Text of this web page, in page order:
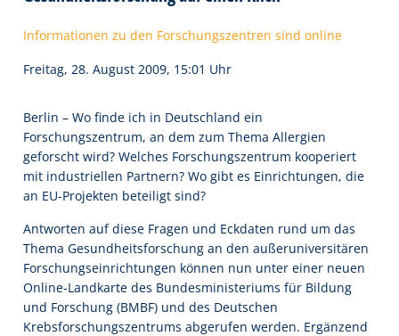
Informationen zu den Forschungszentren sind online
Freitag, 28. August 2009, 15:01 Uhr
Berlin – Wo finde ich in Deutschland ein
Forschungszentrum, an dem zum Thema Allergien
geforscht wird? Welches Forschungszentrum kooperiert
mit industriellen Partnern? Wo gibt es Einrichtungen, die
an EU-Projekten beteiligt sind?
Antworten auf diese Fragen und Eckdaten rund um das
Thema Gesundheitsforschung an den außeruniversitären
Forschungseinrichtungen können nun unter einer neuen
Online-Landkarte des Bundesministeriums für Bildung
und Forschung (BMBF) und des Deutschen
Krebsforschungszentrums abgerufen werden. Ergänzend